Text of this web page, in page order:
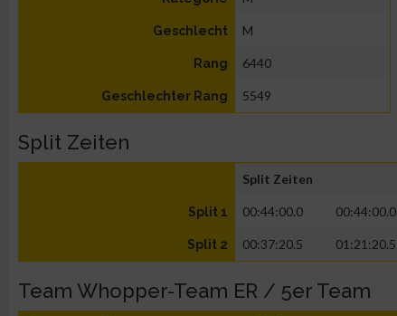
Geschlecht M
Rang 6440
Geschlechter Rang 5549
Split Zeiten
Split Zeiten
Split 1 00:44:00.0 00:44:00.0
Split 2 00:37:20.5 01:21:20.5
Team Whopper-Team ER / 5er Team